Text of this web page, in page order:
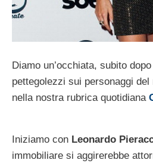
Diamo un’occhiata, subito
pettegolezzi sui personaggi
nella nostra rubrica quotidiana
Iniziamo con Leonardo
immobiliare si aggirerebbe